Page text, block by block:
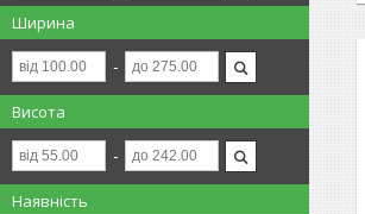
Ширина
Висота
Наявність